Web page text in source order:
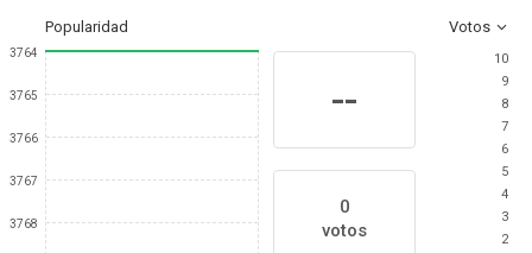
Popularidad Votos
3764
3765
3766
3767
3768
--
0
votos
10
9
8
7
6
5
4
3
2